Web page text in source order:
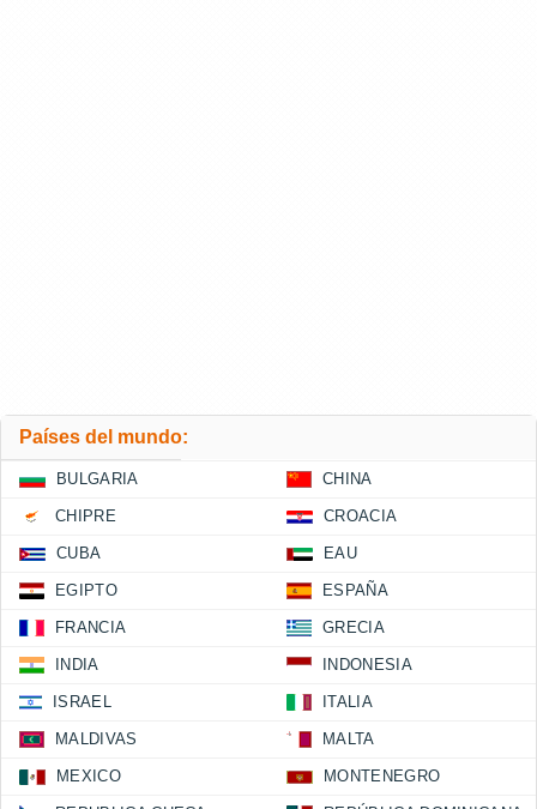
Países del mundo:
BULGARIA CHINA
CHIPRE CROACIA
CUBA EAU
EGIPTO ESPAÑA
FRANCIA GRECIA
INDIA INDONESIA
ISRAEL ITALIA
MALDIVAS MALTA
MEXICO MONTENEGRO